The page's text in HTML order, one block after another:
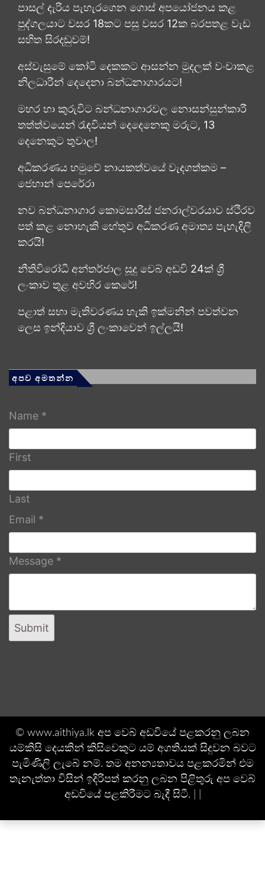
පාසල් දැරිය පැහැරගෙන ගොස් අපයෝජනය කළ
පුද්ගලයාට වසර 18කට පසු වසර 12ක බරපතළ වැඩ
සහිත සිරදඬුවම්!
අස්වැසුමේ කෝටි දෙකකට ආසන්න මුදලක් වංචාකළ
නිලධාරීන් දෙදෙනා බන්ධනාගාරයට!
මහර හා කුරුවිට බන්ධනාගාරවල නොසන්සුන්කාරී
තත්ත්වයෙන් රැඳවියන් දෙදෙනෙකු මරුට, 13
දෙනෙකුට තුවාල!
අධිකරණය හමුවේ නායකත්වයේ වැදගත්කම –
ජෙහාන් පෙරේරා
නව බන්ධනාගාර කොමසාරිස් ජනරාල්වරයාව ස්ථිරව
පත් කළ නොහැකි හේතුව අධිකරණ අමාත්‍ය පැහැදිලි
කරයි!
නීතිවිරෝධී අන්තර්ජාල සූදු වෙබ් අඩවි 24ක් ශ්‍රී
ලංකාව තුළ අවහිර කෙරේ!
පළාත් සභා මැතිවරණය හැකි ඉක්මනින් පවත්වන
ලෙස ඉන්දියාව ශ්‍රී ලංකාවෙන් ඉල්ලයි!
අපව අමතන්න
Name *
First
Last
Email *
Message *
Submit
© www.aithiya.lk අප වෙබ් අඩවියේ පළකරනු ලබන
යම්කිසි දෙයකින් කිසිවෙකුට යම් අගතියක් සිදුවන බවට
පැමිණිලි ලැබේ නම්. තම අනන්‍යතාවය පළකරමින් එම
තැනැත්තා විසින් ඉදිරිපත් කරනු ලබන පිළිතුරු අප වෙබ්
අඩවියේ පළකිරීමට බැදී සිටී. | |